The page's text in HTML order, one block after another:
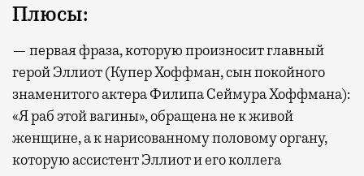
Плюсы:
— первая фраза, которую произносит главный
герой Эллиот (Купер Хоффман, сын покойного
знаменитого актера Филипа Сеймура Хоффмана):
«Я раб этой вагины», обращена не к живой
женщине, а к нарисованному половому органу,
которую ассистент Эллиот и его коллега